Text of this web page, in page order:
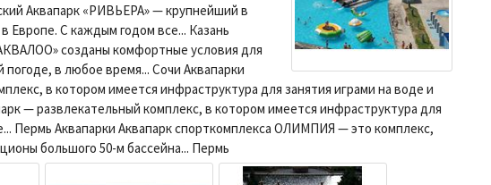
Аквапарк «РИВЬЕРА» — крупнейший в
Европе. С каждым годом все... Казань
созданы комфортные условия для
в любое время... Сочи Аквапарки
в котором имеется инфраструктура для занятия играми на воде и
— развлекательный комплекс, в котором имеется инфраструктура для
Пермь Аквапарки Аквапарк спорткомплекса ОЛИМПИЯ — это комплекс,
большого 50-м бассейна... Пермь